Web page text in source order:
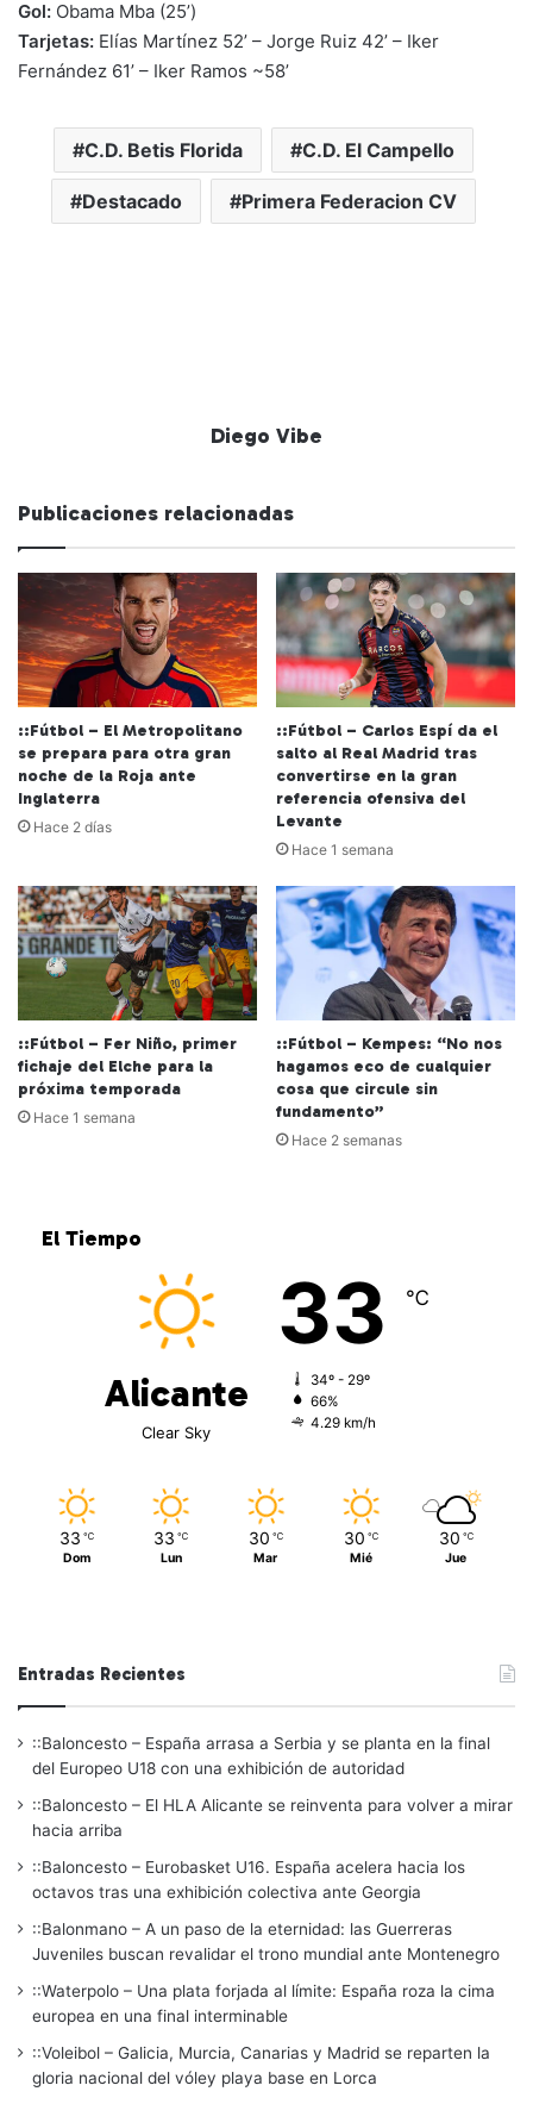
Gol: Obama Mba (25’)
Tarjetas: Elías Martínez 52’ – Jorge Ruiz 42’ – Iker
Fernández 61’ – Iker Ramos ~58’
C.D. Betis Florida C.D. El Campello
Destacado Primera Federacion CV
Diego Vibe
Publicaciones relacionadas
::Fútbol – El Metropolitano
se prepara para otra gran
noche de la Roja ante
Inglaterra
Hace 2 días
::Fútbol – Carlos Espí da el
salto al Real Madrid tras
convertirse en la gran
referencia ofensiva del
Levante
Hace 1 semana
::Fútbol – Fer Niño, primer
fichaje del Elche para la
próxima temporada
Hace 1 semana
::Fútbol – Kempes: “No nos
hagamos eco de cualquier
cosa que circule sin
fundamento”
Hace 2 semanas
El Tiempo
Alicante
Clear Sky
33 ℃
34º - 29º
66%
4.29 km/h
33 ℃
Dom
33 ℃
Lun
30 ℃
Mar
30 ℃
Mié
30 ℃
Jue
Entradas Recientes
::Baloncesto – España arrasa a Serbia y se planta en la final
del Europeo U18 con una exhibición de autoridad
::Baloncesto – El HLA Alicante se reinventa para volver a mirar
hacia arriba
::Baloncesto – Eurobasket U16. España acelera hacia los
octavos tras una exhibición colectiva ante Georgia
::Balonmano – A un paso de la eternidad: las Guerreras
Juveniles buscan revalidar el trono mundial ante Montenegro
::Waterpolo – Una plata forjada al límite: España roza la cima
europea en una final interminable
::Voleibol – Galicia, Murcia, Canarias y Madrid se reparten la
gloria nacional del vóley playa base en Lorca